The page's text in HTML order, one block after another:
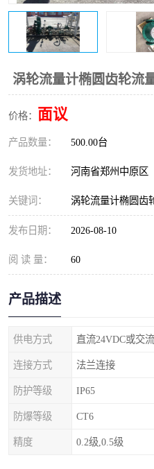
涡轮流量计椭圆齿轮流
价格： 面议
产品数量： 500.00台
发货地址： 河南省郑州中原区
关键词： 涡轮流量计椭圆齿
发布日期： 2026-08-10
阅 读 量： 60
产品描述
供电方式 直流24VDC或交
连接方式 法兰连接
防护等级 IP65
防爆等级 CT6
精度 0.2级,0.5级
智能锅炉水位计
流量仪表